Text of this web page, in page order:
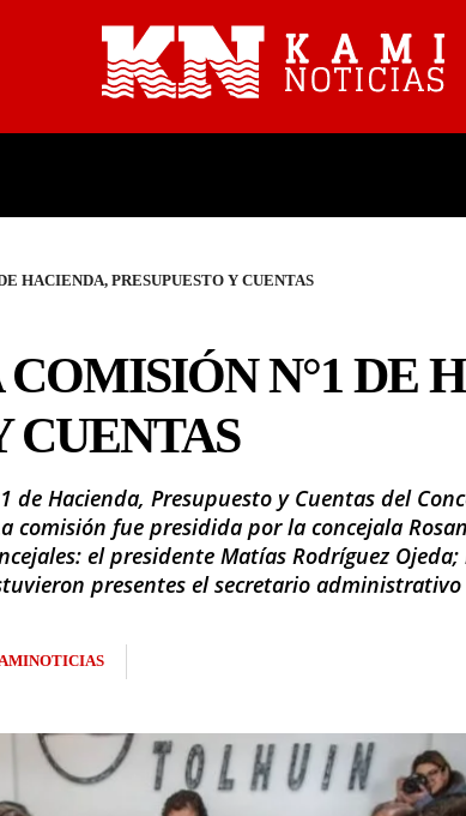
HACIENDA, PRESUPUESTO Y CUENTAS
N°1 DE
CUENTAS
de Hacienda, Presupuesto y Cuentas del
comisión fue presidida por la concejala
el presidente Matías Rodríguez
presentes el secretario administrativo